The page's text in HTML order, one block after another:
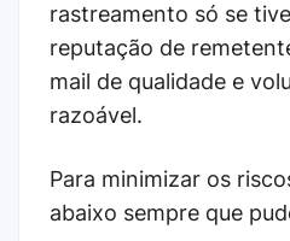
rastreamento só se
reputação de
mail de qualidade e
razoável.
Para minimizar os
abaixo sempre que